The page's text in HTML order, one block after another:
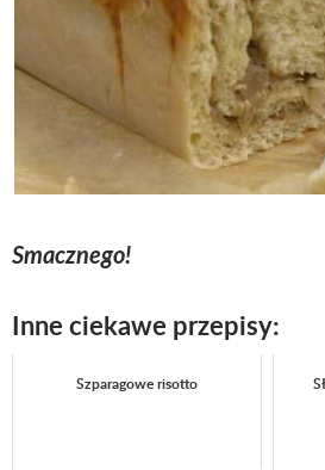
Smacznego!
Inne ciekawe przepisy:
Szparagowe risotto